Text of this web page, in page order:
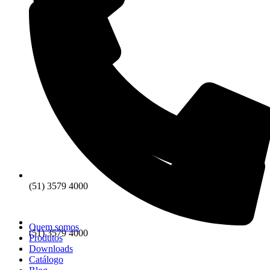
(51) 3579 4000
(51) 3579 4000
Quem somos
Produtos
Downloads
Catálogo